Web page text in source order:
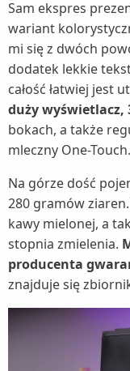
Sam ekspres
wariant
mi się z dwóch
dodatek lekkie
całość łatwiej jest
duży wyświetlacz,
bokach, a także
mleczny One-Touch.
Na górze dość
280 gramów
kawy mielonej, a
stopnia zmielenia.
producenta
znajduje się